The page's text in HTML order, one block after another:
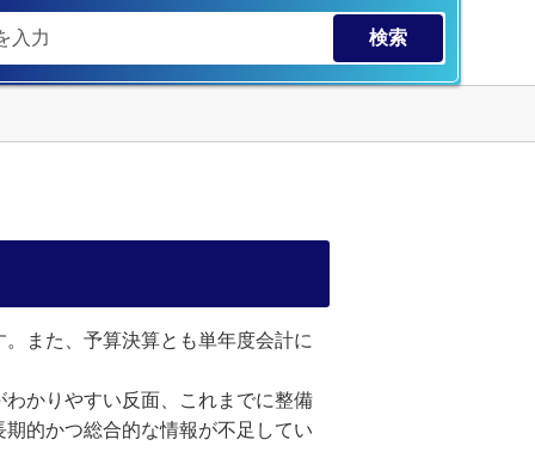
また、予算決算とも単年度会計に
かりやすい反面、これまでに整備
的かつ総合的な情報が不足してい